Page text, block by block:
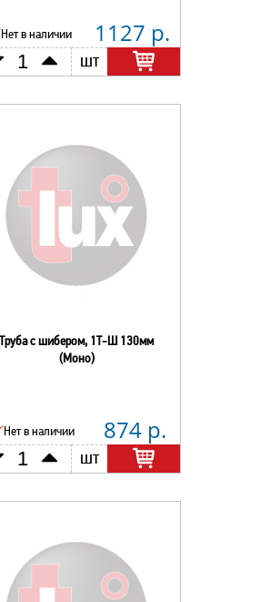
Нет в наличии 1127 р.
шт
Труба с шибером, 1Т-Ш 130мм
(Моно)
Нет в наличии 874 р.
шт